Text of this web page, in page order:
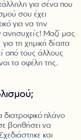
για σένα που
σου έχει
για να την
ανησυχείς! Μαζί μας
τη χημική δίαιτα
από τους άλλους
τα οφέλη της.
διατροφικό πλάνο
βοηθήσει να
και